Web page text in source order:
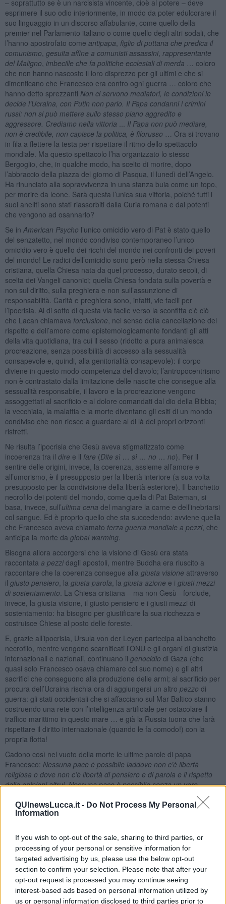
QUInewsLucca.it - Do Not Process My Personal
Information
If you wish to opt-out of the sale, sharing to third parties, or
processing of your personal or sensitive information for
targeted advertising by us, please use the below opt-out
section to confirm your selection. Please note that after your
opt-out request is processed you may continue seeing
interest-based ads based on personal information utilized by
us or personal information disclosed to third parties prior to
– soprattutto se è un narcisista vincente, cioè al potere – deve
esprimere il suo odio interiormente, in modo da poter edulcorare il
suo linguaggio in un discorso affabulante, come quello della
premier nel Parlamento italiano o come quello degli altri sodali, che
l’hanno apostrofato come antipapa figlio di puttana che predica il
comunismo gesuita affine a comunisti assassini, rappresentante
del Maligno imbecille che fa politiche ecclesiali di merda … coloro
che non hanno nascosto il loro disprezzo per gli ultimi e che si
dimenticano che Francesco era contro ogni guerra … coloro che
hanno detto sprezzanti Non ci servono mediatori, le condizioni le
decide l’Ucraina, con Putin non parlo. Il Papa condanni i crimini
russi: non si può mettere sullo stesso piano aggredito e
aggressore. Crediamo nella vittoria
Il Papa non può mediare,
non è credibile, non capisce la politica, è filorusso … Ora si trovano
in fila a flettere la testa per rispettare il ritmo dello spettacolo
mondiale. Ma questo spettacolo l’ha organizzato lo stesso
Bergoglio, che, in qualche modo, ha scelto di morire, dopo
l’abbraccio della piazza del giorno di Pasqua, il lunedì dell’Angelo.
Ha rinunciato alla sopravvivenza in una stanza buia come un topo,
per morire da leone. Sarà questa l’unica sua vittoria, poiché tutti i
suoi aneliti sono stati riassorbiti dalla Curia romana e dai potenti
che vengono ad osannarlo?
Se in American Psycho l’unico omicidio vero di Pat è stato quello
del senzatetto, nel mondo condiviso contemporaneo l’unico
omicidio vero è quello dei ricchi del mondo nei confronti dei poveri
del mondo! Le radici dell’omicidio sono però nella stessa Chiesa
cristiana, quella Chiesa nata da quel processo, durato secoli, di
scelta dei Vangeli canonici; quella Chiesa fondata sulla povertà e
non sul diritto, sulla preghiera e non sull’assunzione di
responsabilità. Carità e preghiera sono, infatti, vie facili per
l’ipocrisia. Al di sotto di questa via facile verso la sconfitta c’è ciò
che Lacan chiamava forclusione , nel senso della cancellazione del
rispetto e dell’amore come epistemologicamente fondanti gli atti
della vita quotidiana, tra cui il sesso (ridotto a pura animalesca
procreazione, senza possibilità di accesso alla sessualità
consapevole e, quindi, alla genitorialità consapevole): il corpo
diviene in questo modo competenza del diavolo; l’antropocentrismo
non è contrastato dalla limitazione delle nascite che consegue alla
sessualità responsabile, il lavoro e la procreazione vengono
assoggettati al sacrificio e al dolore comandati dal dio della Bibbia;
la vecchiaia, la malattia e la morte diventano gli esiti di un mondo
condiviso che non riesce a guardare al di là dei propri orizzonti
ristretti.
Ne risulta l’ipocrisia che Gesù aveva stigmatizzato come
incoerenza tra il dire e il fare (Dite sì … sì … no … no). Per il
sentire delle origini, invece, la coerenza, assieme all’amore e
all’umorismo, è il presupposto per la libertà interiore (a sua volta
presupposto per la condivisione della libertà esteriore). Il banchetto
necrofilo dei potenti del mondo, come quella di Pat Bateman, si
basa, invece, sull’ultima cena del mangiare la carne e dell’inebriarsi
col sangue. Ed è proprio quello che sta succedendo: avviene quella
che Francesco aveva chiamato terza guerra mondiale a pezzi, che
anticipa la morte da global warming.
Bisogna allora accorgersi che la visione di Gesù era stata
raccontata a pezzidagli apostoli, mentre Buddha era riuscito a
raccontare che la coerenza consegue alla giusta visione attraverso
il giusto pensiero , la giusta parola , la giusta azione e i giusti mezzi
di sostentamento . La Chiesa cristiana – ma non Gesù - forclude,
invece, la giusta visione, il giusto pensiero e i giusti mezzi di
sostentamento: ha bisogno per giustificare la sua ricchezza e
costruisce Chiese al posto delle foreste.
E, grazie all’ipocrisia, Ursula von der Leyen partecipa al banchetto
necrofilo, mentre vengono scarnificati l’ONU e gli organi di giustizia
internazionali e nazionali, continuano il genocidio di Gaza (che
quasi solo Francesco osava chiamare col suo nome) e gli altri
sacrifici che conseguono alla produzione delle armi; al sacrificio per
procura dell’Ucraina rischia ora di aggiungersi un altro pezzo di
guerra: gli stati occidentali che si affacciano sul Mar Baltico stanno
costruendo una rete con l’intelligenza artificiale per ostacolare il
traffico marittimo in questo mare … e già la Russia tuona che farà
rispettare il diritto internazionale (quando le fa comodo!) con la
propria flotta!
Cadono così nel vuoto della morte le ultime parole di papa
Francesco: Nessuna pace è possibile laddove non c’è libertà
religiosa o dove non c’è libertà di pensiero e di parola e il rispetto
delle opinioni altrui. Nessuna pace è possibile senza un vero
Adolfo Santoro
Se vuoi leggere le notizie principali della Toscana iscriviti alla
Newsletter QUInews - ToscanaMedia.Arriva gratis tutti i giorni
alle 20:00 direttamente nella tua casella di posta.